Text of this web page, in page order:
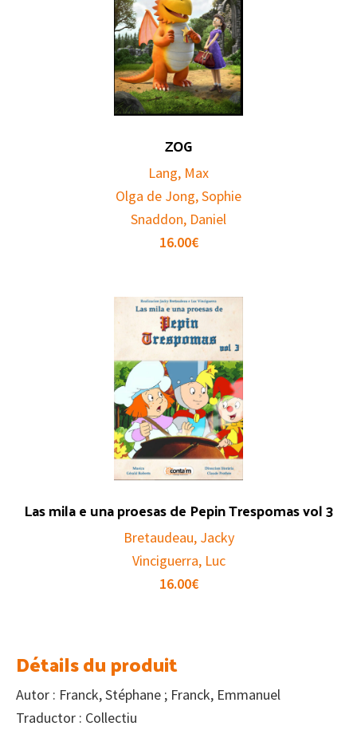
ZOG
Lang, Max
Olga de Jong, Sophie
Snaddon, Daniel
16.00€
Las mila e una proesas de Pepin Trespomas vol 3
Bretaudeau, Jacky
Vinciguerra, Luc
16.00€
Détails du produit
Autor : Franck, Stéphane ; Franck, Emmanuel
Traductor : Collectiu